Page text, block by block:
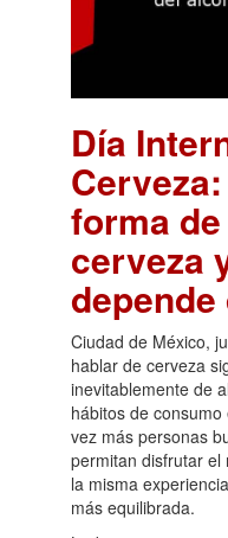
Día
forma
cerveza
Ciudad de México,
hablar de cerveza
inevitablemente de
hábitos de
vez más personas
permitan disfrutar el
la misma
más equilibrada.